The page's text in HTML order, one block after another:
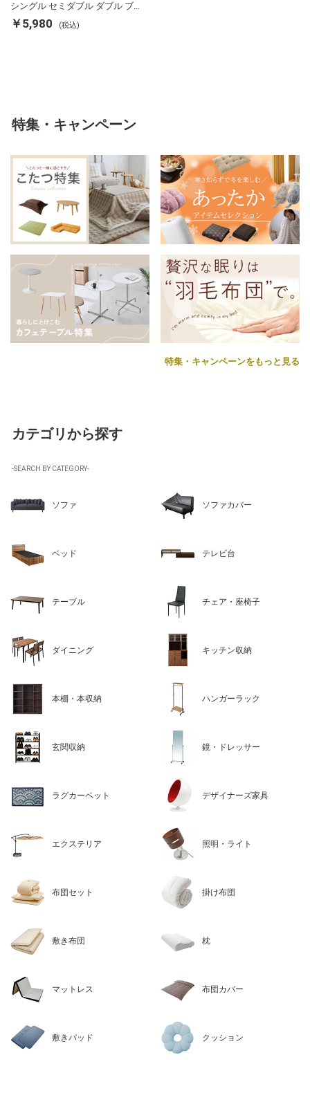
シングル セミダブル ダブル ブ
ランケット 掛け布団カバー フラ
ンネル 保温 蓄熱 吸湿 発熱 断熱
￥5,980 (税込)
特集・キャンペーン
特集・キャンペーンをもっと見る
カテゴリから探す
-SEARCH BY CATEGORY-
ソファ ソファカバー
ベッド テレビ台
テーブル チェア・座椅子
ダイニング キッチン収納
本棚・本収納 ハンガーラック
玄関収納 鏡・ドレッサー
ラグカーペット デザイナーズ家具
エクステリア 照明・ライト
布団セット 掛け布団
敷き布団 枕
マットレス 布団カバー
敷きパッド クッション